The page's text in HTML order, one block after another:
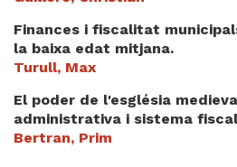
Finances i fiscalitat
la baixa edat mitjana.
Turull, Max
El poder de l'església
administrativa i sistema
Bertran, Prim